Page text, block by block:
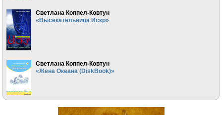
Светлана Коппел-Ковтун
«Высекательница Искр»
Светлана Коппел-Ковтун
«Жена Океана (DiskBook)»